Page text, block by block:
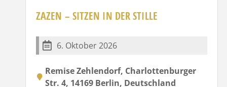
ZAZEN – SITZEN IN DER STILLE
6. Oktober 2026
Remise Zehlendorf, Charlottenburger
Str. 4, 14169 Berlin, Deutschland